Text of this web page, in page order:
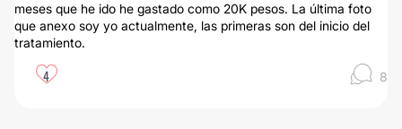
meses que he ido he gastado como 20K pesos. La última foto
que anexo soy yo actualmente, las primeras son del inicio del
tratamiento.
4 8